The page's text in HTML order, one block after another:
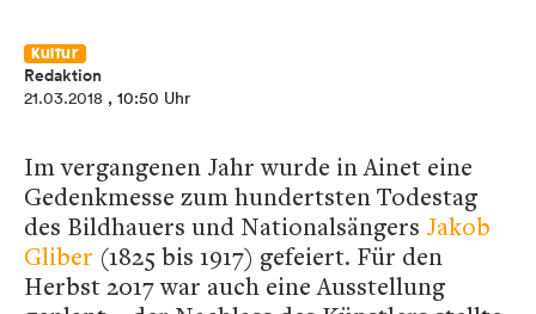
Kultur
Redaktion
21.03.2018 , 10:50 Uhr
Im vergangenen Jahr wurde in Ainet eine
Gedenkmesse zum hundertsten Todestag
des Bildhauers und Nationalsängers Jakob
Gliber (1825 bis 1917) gefeiert. Für den
Herbst 2017 war auch eine Ausstellung